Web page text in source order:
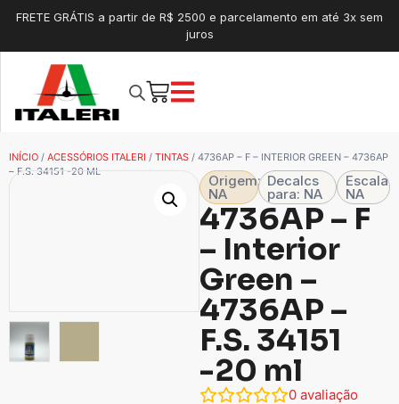
FRETE GRÁTIS a partir de R$ 2500 e parcelamento em até 3x sem
juros
INÍCIO / ACESSÓRIOS ITALERI / TINTAS / 4736AP – F – INTERIOR GREEN – 4736AP
– F.S. 34151 -20 ML
Origem:
NA
Decalcs
para: NA
Escala
NA
4736AP – F
– Interior
Green –
4736AP –
F.S. 34151
-20 ml
0 avaliação